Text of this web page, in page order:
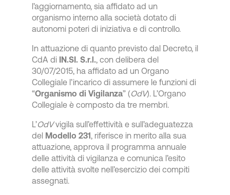
l’aggiornamento, sia affidato ad un
organismo interno alla società dotato di
autonomi poteri di iniziativa e di controllo.
In attuazione di quanto previsto dal Decreto, il
CdA di IN.SI. S.r.l., con delibera del
30/07/2015, ha affidato ad un Organo
Collegiale l’incarico di assumere le funzioni di
“Organismo di Vigilanza” (OdV). L’Organo
Collegiale è composto da tre membri.
L’OdVvigila sull’effettività e sull’adeguatezza
del Modello 231, riferisce in merito alla sua
attuazione, approva il programma annuale
delle attività di vigilanza e comunica l’esito
delle attività svolte nell’esercizio dei compiti
assegnati.